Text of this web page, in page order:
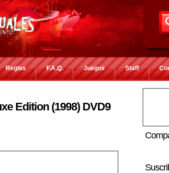
Reglas F.A.Q. Juegos Staff
Edition (1998) DVD9